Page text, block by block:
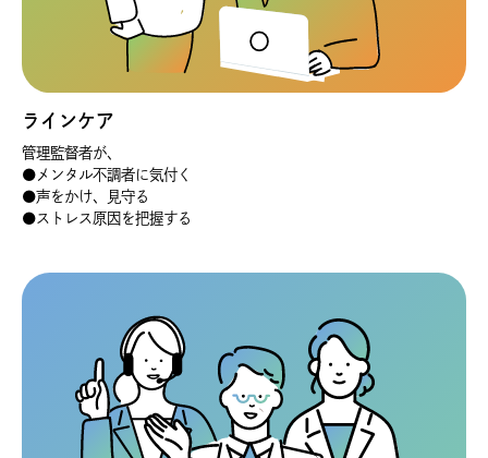
ラインケア
管理監督者が、
●メンタル不調者に気付く
●声をかけ、見守る
●ストレス原因を把握する